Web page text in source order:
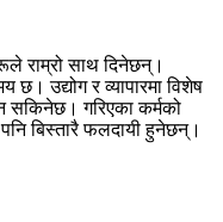
राम्रो साथ दिनेछन्।
छ। उद्योग र व्यापारमा विशेष
सकिनेछ। गरिएका कर्मको
बिस्तारै फलदायी हुनेछन्।